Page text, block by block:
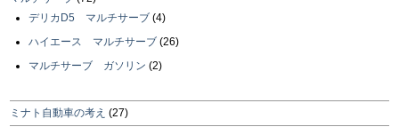
デリカD5 マルチサーブ (4)
ハイエース マルチサーブ (26)
マルチサーブ ガソリン (2)
ミナト自動車の考え (27)